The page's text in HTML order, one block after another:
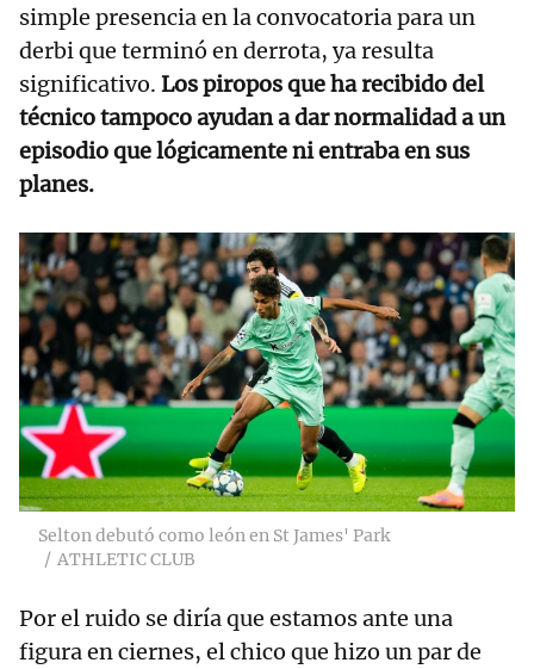
simple presencia en la convocatoria para un
derbi que terminó en derrota, ya resulta
significativo. Los piropos que ha recibido del
técnico tampoco ayudan a dar normalidad a un
episodio que lógicamente ni entraba en sus
planes.
Selton debutó como león en St James' Park
ATHLETIC CLUB
Por el ruido se diría que estamos ante una
figura en ciernes, el chico que hizo un par de